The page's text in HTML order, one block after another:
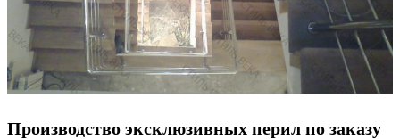
Производство эксклюзивных перил по заказу